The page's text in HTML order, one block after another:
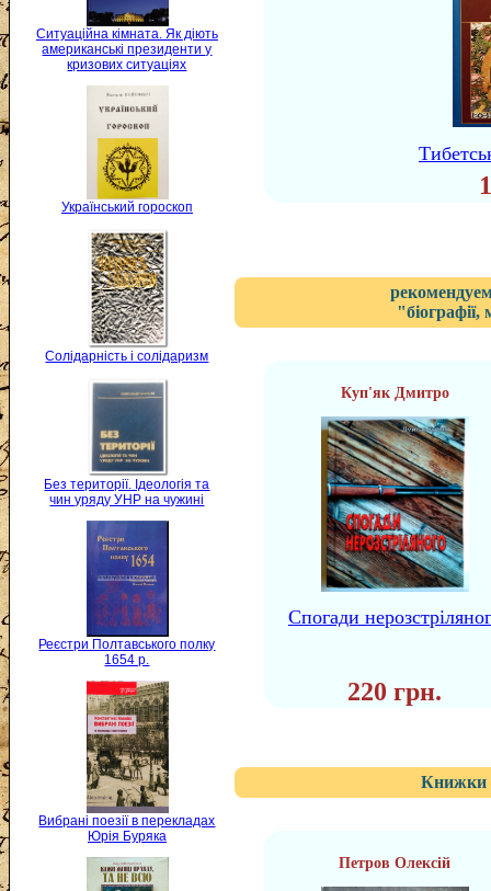
Ситуаційна кімната. Як діють
американські президенти у
кризових ситуаціях
Український гороскоп
Солідарність і солідаризм
Без території. Ідеологія та
чин уряду УНР на чужині
Реєстри Полтавського полку
1654 р.
Вибрані поезії в перекладах
Юрія Буряка
Куп'як Дмитро
Спогади
220 грн.
Книжки
Петров Олексій